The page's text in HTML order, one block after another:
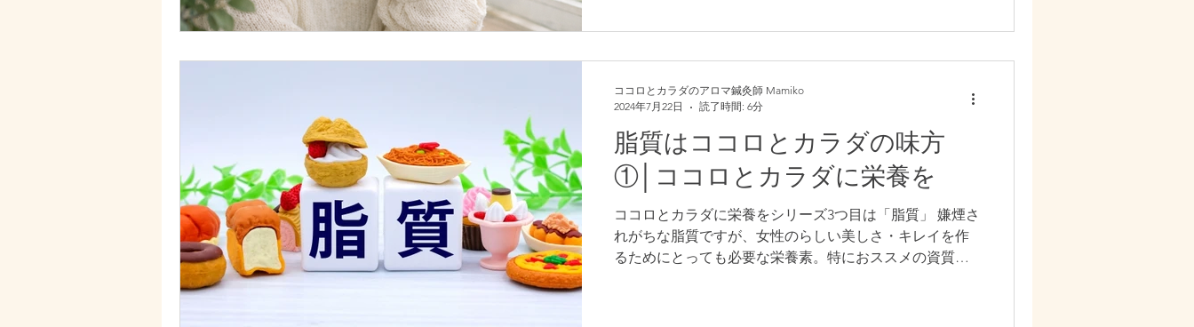
脂質はココロとカラダの味方
①│ココロとカラダに栄養を
ココロとカラダに栄養をシリーズ3つ目は「脂質」 嫌煙さ
れがちな脂質ですが、女性のらしい美しさ・キレイを作
るためにとっても必要な栄養素。特におススメの資質に
ココロとカラダのアロマ鍼灸師 Mamiko
2024年7月22日
読了時間: 6分